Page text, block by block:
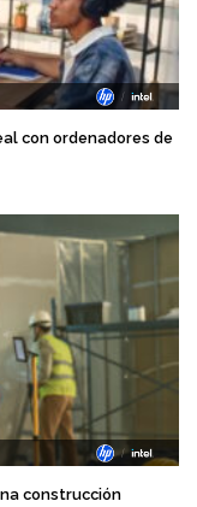
con ordenadores de
construcción